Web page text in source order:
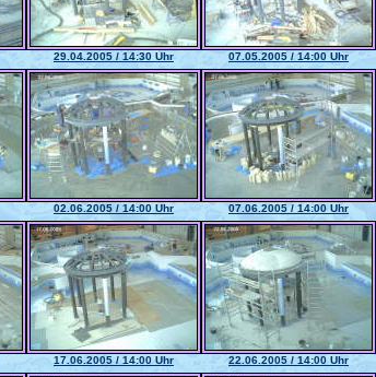
29.04.2005 / 14:30 Uhr 07.05.2005 / 14:00 Uhr
02.06.2005 / 14:00 Uhr 07.06.2005 / 14:00 Uhr
17.06.2005 / 14:00 Uhr 22.06.2005 / 14:00 Uhr